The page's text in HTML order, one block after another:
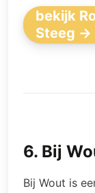
bekijk
Steeg →
6. Bij
Bij Wout is